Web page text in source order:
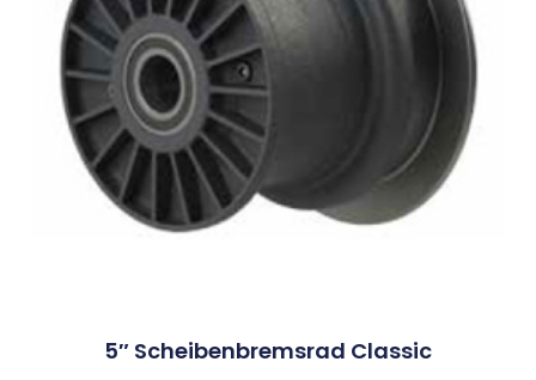
5″ Scheibenbremsrad Classic